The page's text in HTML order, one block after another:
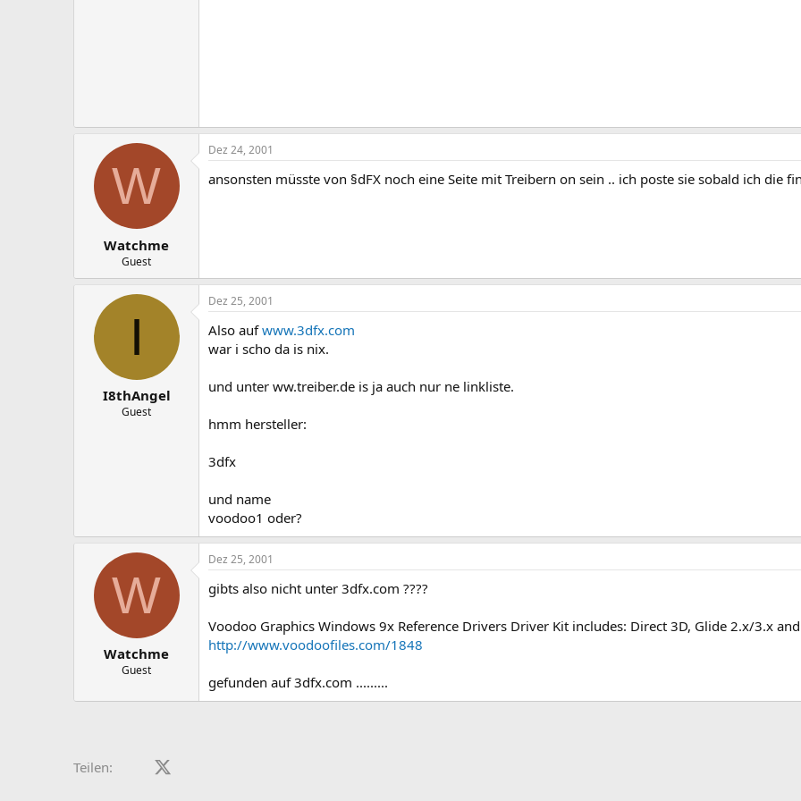
W
Watchme
Guest
Dez 24, 2001
ansonsten müsste von §dFX noch eine Seite mit Treibern on sein .. ich poste sie sobald ich die
I
I8thAngel
Guest
Dez 25, 2001
Also aufwww.3dfx.com
war i scho da is nix.
und unter ww.treiber.de is ja auch nur ne linkliste.
hmm hersteller:
3dfx
und name
voodoo1 oder?
W
Watchme
Guest
Dez 25, 2001
gibts also nicht unter 3dfx.com ????
Voodoo Graphics Windows 9x Reference Drivers Driver Kit includes: Direct 3D, Glide 2.x/3.x
http://www.voodoofiles.com/1848
gefunden auf 3dfx.com .........
Teilen: Facebook